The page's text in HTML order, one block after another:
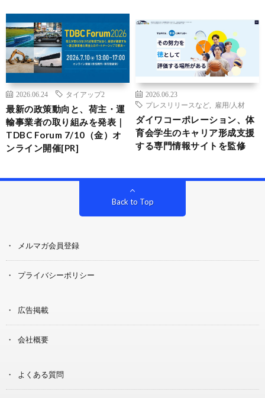
2026.06.24 タイアップ2
最新の政策動向と、荷主・運
輸事業者の取り組みを発表｜
TDBC Forum 7/10（金）オ
ンライン開催[PR]
2026.06.23
プレスリリースなど
雇用/人材
ダイワコーポレーション、体
育会学生のキャリア形成支援
する専門情報サイトを監修
Back to Top
メルマガ会員登録
プライバシーポリシー
広告掲載
会社概要
よくある質問